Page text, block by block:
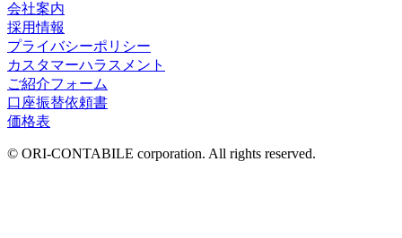
会社案内
採用情報
プライバシーポリシー
カスタマーハラスメント
ご紹介フォーム
口座振替依頼書
価格表
© ORI-CONTABILE corporation. All rights reserved.